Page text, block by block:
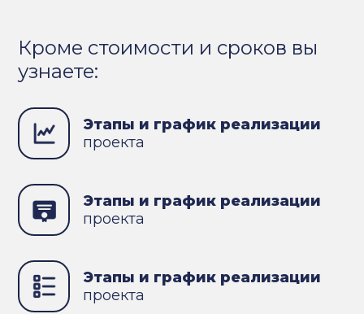
Кроме стоимости и сроков вы
узнаете:
Этапы и график реализации
проекта
Этапы и график реализации
проекта
Этапы и график реализации
проекта